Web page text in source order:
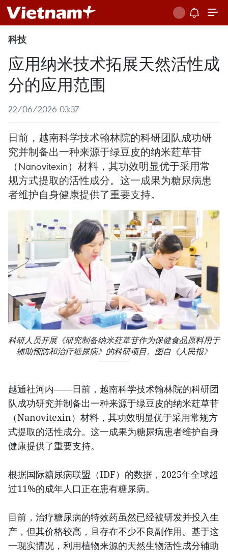
科技
应用纳米技术拓展天然活性成
分的应用范围
22/06/2026 03:37
日前，越南科学技术翰林院的科研团队成功研
究并制备出一种来源于绿豆皮的纳米荭草苷
（Nanovitexin）材料，其功效明显优于采用常
规方式提取的活性成分。这一成果为糖尿病患
者维护自身健康提供了重要支持。
科研人员开展《研究制备纳米荭草苷作为保健食品原料用于
辅助预防和治疗糖尿病》的科研项目。图自《人民报》
越通社河内——日前，越南科学技术翰林院的科研团
队成功研究并制备出一种来源于绿豆皮的纳米荭草苷
（Nanovitexin）材料，其功效明显优于采用常规方
式提取的活性成分。这一成果为糖尿病患者维护自身
健康提供了重要支持。
根据国际糖尿病联盟（IDF）的数据，2025年全球超
过11%的成年人口正在患有糖尿病。
目前，治疗糖尿病的特效药虽然已经被研发并投入生
产，但其价格较高，且存在不少不良副作用。基于这
一现实情况，利用植物来源的天然生物活性成分辅助